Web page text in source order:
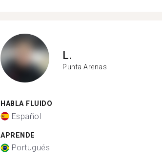
L.
Punta Arenas
HABLA FLUIDO
Español
APRENDE
Portugués